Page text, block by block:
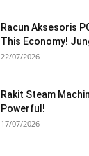
Racun Aksesoris
This Economy!
22/07/2026
Rakit Steam
Powerful!
17/07/2026